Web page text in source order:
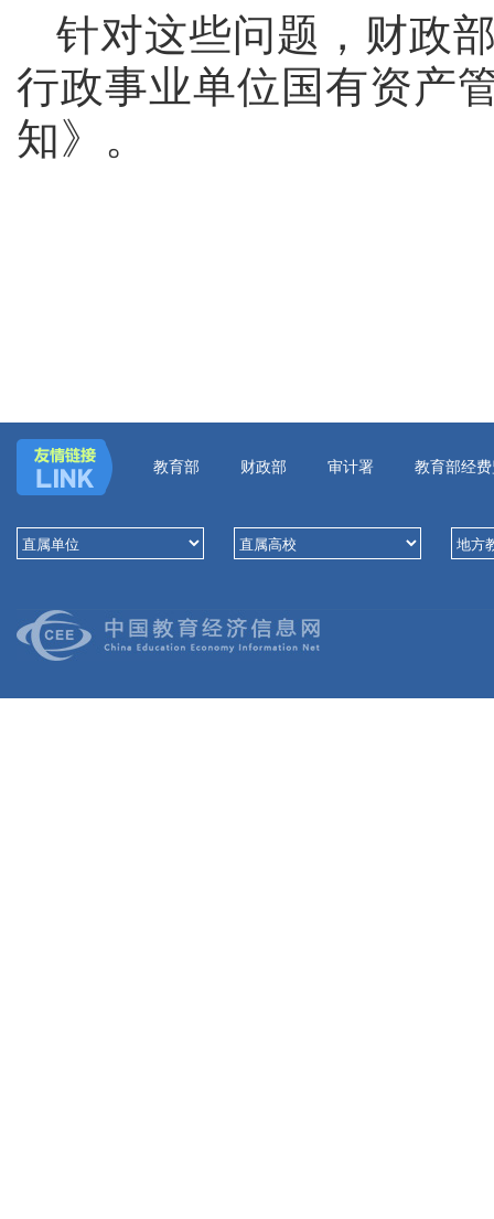
针对这些问题，财政
行政事业单位国有资产
知》。
教育部 财政部 审计署 教育部经